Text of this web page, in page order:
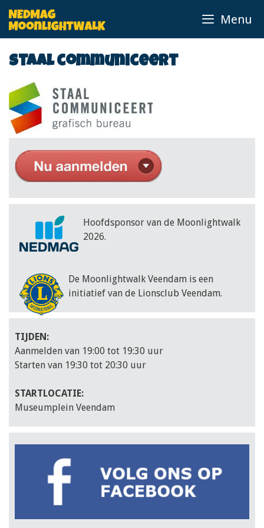
Ga
naar
de
inhoud
Menu
staal communiceert
Hoofdsponsor van de Moonlightwalk
2026.
De Moonlightwalk Veendam is een
initiatief van de Lionsclub Veendam.
TIJDEN:
Aanmelden van 19:00 tot 19:30 uur
Starten van 19:30 tot 20:30 uur
STARTLOCATIE:
Museumplein Veendam